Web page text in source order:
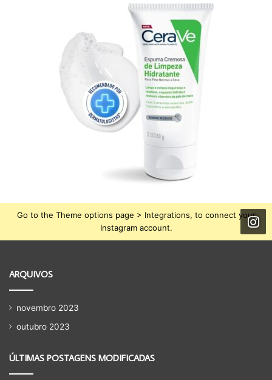
Go to the Theme options page > Integrations, to connect your
Instagram account.
ARQUIVOS
novembro 2023
outubro 2023
ÚLTIMAS POSTAGENS MODIFICADAS